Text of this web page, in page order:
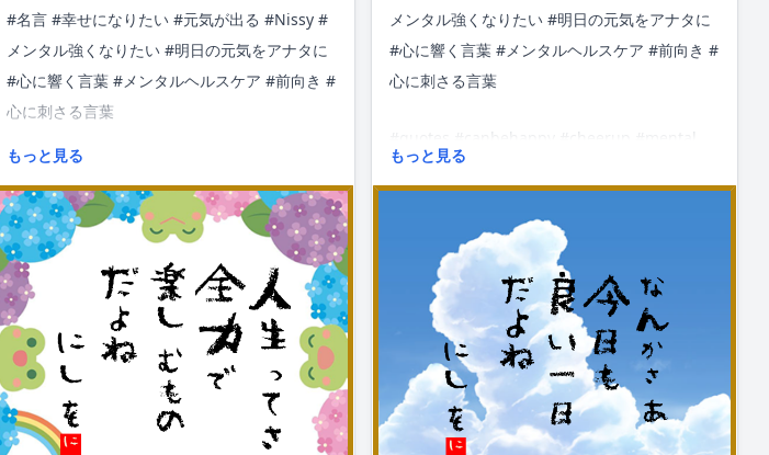
#名言 #幸せになりたい #元気が出る #Nissy #
メンタル強くなりたい#明日の元気をアナタに
#心に響く言葉 #メンタルヘルスケア #前向き #
心に刺さる言葉
#quotes #canbehappy #cheerup #mental
#followme
もっと見る
メンタル強くなりたい#明日の元気をアナタに
#心に響く言葉 #メンタルヘルスケア #前向き #
心に刺さる言葉
#quotes #canbehappy #cheerup #mental
#followme
もっと見る